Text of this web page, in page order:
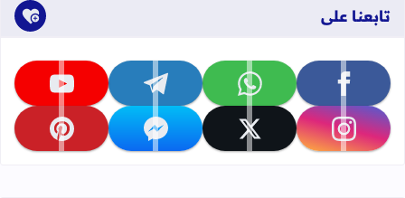
تابعنا على
تابعنا على facebook تابعنا على whatsapp تابعنا على telegram تابعنا على youtube
تابعنا على instagram تابعنا على x تابعنا على messenger تابعنا على pinterest